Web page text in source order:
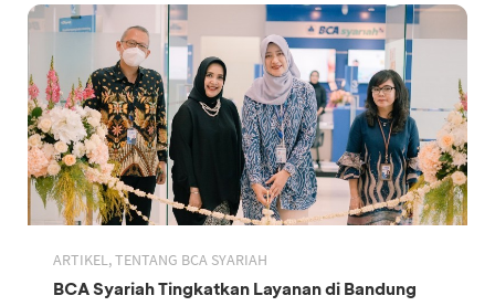
ARTIKEL, TENTANG BCA SYARIAH
BCA Syariah Tingkatkan Layanan di Bandung